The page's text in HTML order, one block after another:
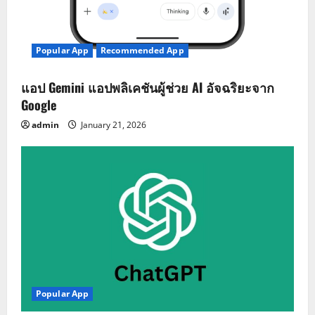
Popular App Recommended App
แอป Gemini แอปพลิเคชันผู้ช่วย AI อัจฉริยะจาก
Google
admin January 21, 2026
Popular App